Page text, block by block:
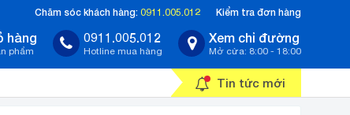
Chăm sóc khách hàng: 0911.005.012 Kiểm tra đơn hàng
hàng
phẩm
0911.005.012
Hotline mua hàng
Xem chỉ đường
Mở cửa: 8:00 - 18:00
Tin tức mới